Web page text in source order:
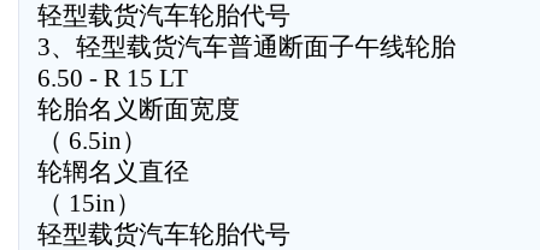
轻型载货汽车轮胎代号
3、轻型载货汽车普通断面子午线轮胎
6.50 - R 15 LT
轮胎名义断面宽度
（ 6.5in）
轮辋名义直径
（ 15in）
轻型载货汽车轮胎代号